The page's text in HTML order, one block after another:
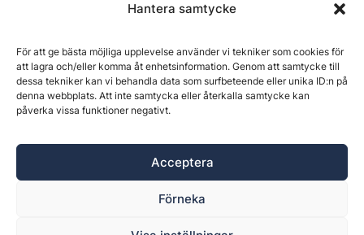
Hantera samtycke
För att ge bästa möjliga upplevelse använder vi tekniker som cookies för
att lagra och/eller komma åt enhetsinformation. Genom att samtycke till
dessa tekniker kan vi behandla data som surfbeteende eller unika ID:n på
denna webbplats. Att inte samtycka eller återkalla samtycke kan
påverka vissa funktioner negativt.
Acceptera
Förneka
Kontakta oss
Östernäsvägen 1, 827 32 Ljusdal, org.nr: 556625-6425 -
Ansvarig utgivare: Henrik Ekberg. Innehållet på denna
webbplats är upphovsrättsligt skyddat. Ange källa vid citering.
Byggvärlden är en del avMarknadsdatagruppen
Policy för datahantering, integritet och cookies